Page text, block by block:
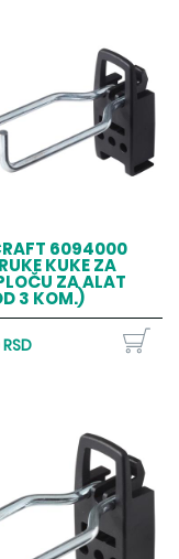
6094000
KUKE ZA
ZA ALAT
3 KOM.)